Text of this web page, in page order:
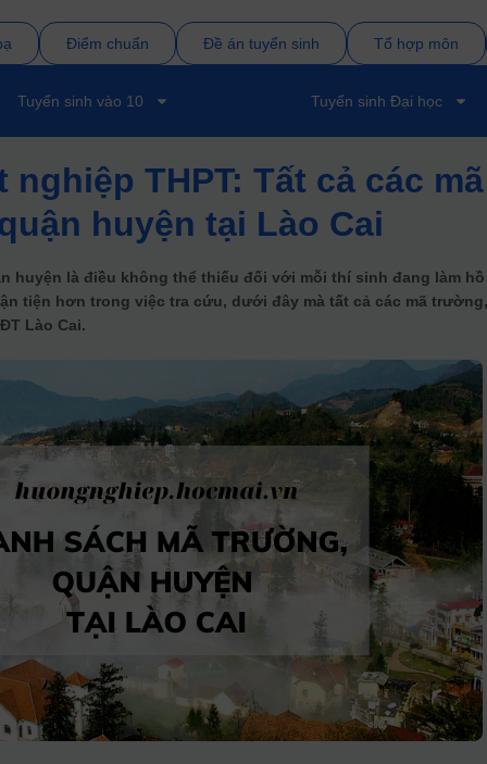
Điểm chuẩn Đề án tuyển sinh Tổ hợp môn
Tuyển sinh vào 10 Tuyển sinh Đại học
THPT: Tất cả các mã
huyện tại Lào Cai
huyện là điều không thể thiếu đối với mỗi thí sinh đang làm
tiện hơn trong việc tra cứu, dưới đây mà tất cả các mã
Lào Cai.